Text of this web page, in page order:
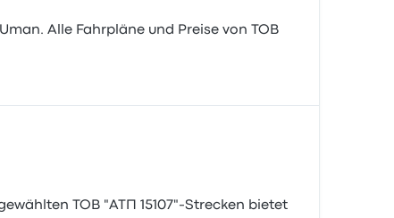
Alle Fahrpläne und Preise von ТОВ
ТОВ "АТП 15107"-Strecken bietet